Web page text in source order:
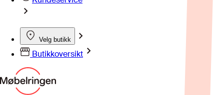
Velg butikk
Butikkoversikt